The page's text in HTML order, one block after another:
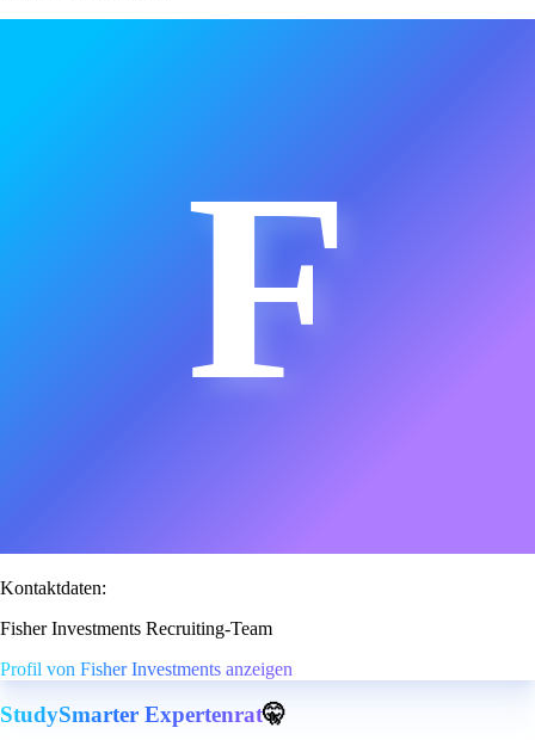
F
Kontaktdaten:
Fisher Investments Recruiting-Team
Profil von Fisher Investments anzeigen
StudySmarter Expertenrat🤫